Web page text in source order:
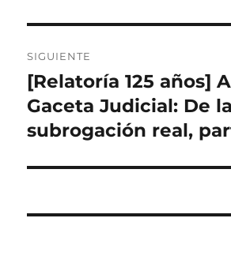
SIGUIENTE
Entrada
siguiente:
[Relatoría 125 años]
Gaceta Judicial: De la
subrogación real,